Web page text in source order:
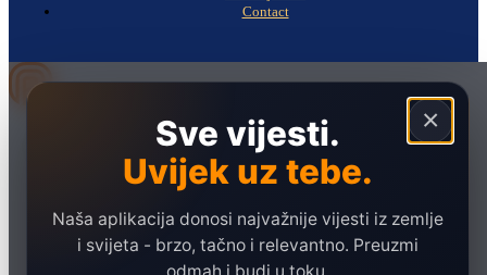
Contact
×
Sve vijesti.
Uvijek uz tebe.
Naša aplikacija donosi najvažnije vijesti iz zemlje
i svijeta - brzo, tačno i relevantno. Preuzmi
Hronika